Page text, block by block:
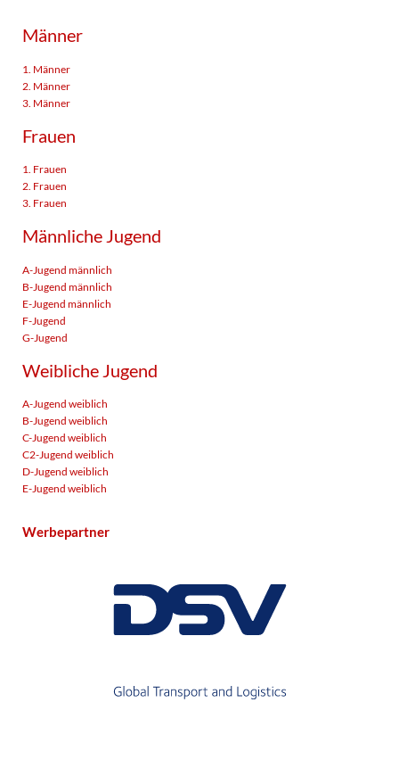
Männer
1. Männer
2. Männer
3. Männer
Frauen
1. Frauen
2. Frauen
3. Frauen
Männliche Jugend
A-Jugend männlich
B-Jugend männlich
E-Jugend männlich
F-Jugend
G-Jugend
Weibliche Jugend
A-Jugend weiblich
B-Jugend weiblich
C-Jugend weiblich
C2-Jugend weiblich
D-Jugend weiblich
E-Jugend weiblich
Werbepartner